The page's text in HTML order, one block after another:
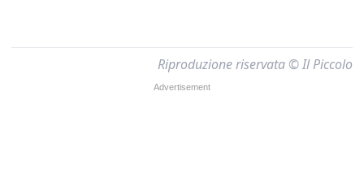
Riproduzione riservata © Il Piccolo